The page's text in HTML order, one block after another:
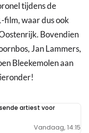
tijdens de
film, waar dus ook
Bovendien
Jan Lammers,
Bleekemolen aan
artiest voor
Vandaag, 14:15